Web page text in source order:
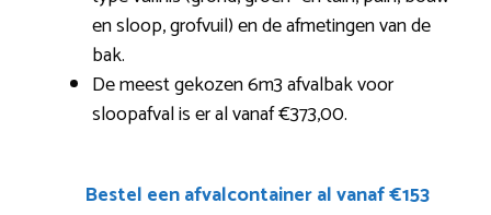
en sloop, grofvuil) en de afmetingen van de
bak.
De meest gekozen 6m3 afvalbak voor
sloopafval is er al vanaf €373,00.
Bestel een afvalcontainer al vanaf €153